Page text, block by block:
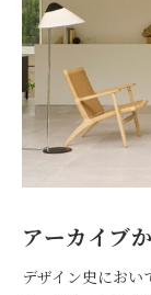
アーカイブ
デザイン史にお